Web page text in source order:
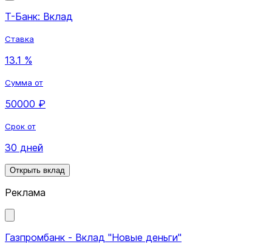
Т-Банк: Вклад
Ставка
13.1 %
Сумма от
50000 ₽
Срок от
30 дней
Открыть вклад
Реклама
Газпромбанк - Вклад "Новые деньги"